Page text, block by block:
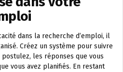
dans la recherche d’emploi, il
Créez un système pour suivre
les réponses que vous
vous avez planifiés. En restant